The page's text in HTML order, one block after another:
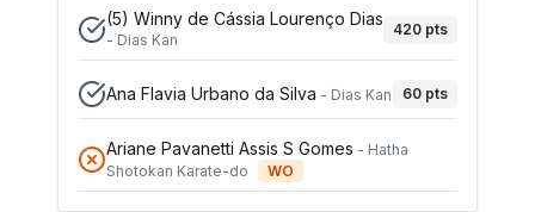
(5) Winny de Cássia Lourenço Dias
- Dias Kan
420 pts
Ana Flavia Urbano da Silva - Dias Kan 60 pts
Ariane Pavanetti Assis S Gomes - Hatha
Shotokan Karate-do
WO